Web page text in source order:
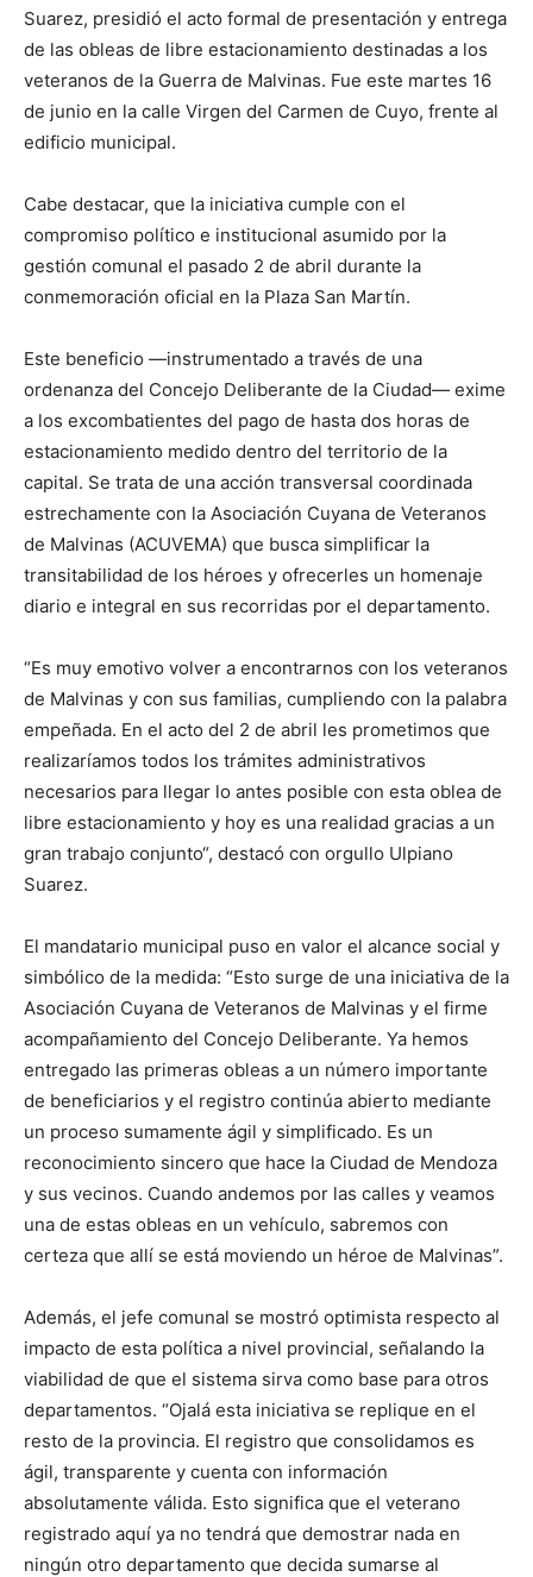
Suarez, presidió el acto formal de presentación y entrega
de las obleas de libre estacionamiento destinadas a los
veteranos de la Guerra de Malvinas. Fue este martes 16
de junio en la calle Virgen del Carmen de Cuyo, frente al
edificio municipal.
Cabe destacar, que la iniciativa cumple con el
compromiso político e institucional asumido por la
gestión comunal el pasado 2 de abril durante la
conmemoración oficial en la Plaza San Martín.
Este beneficio —instrumentado a través de una
ordenanza del Concejo Deliberante de la Ciudad— exime
a los excombatientes del pago de hasta dos horas de
estacionamiento medido dentro del territorio de la
capital. Se trata de una acción transversal coordinada
estrechamente con la Asociación Cuyana de Veteranos
de Malvinas (ACUVEMA) que busca simplificar la
transitabilidad de los héroes y ofrecerles un homenaje
diario e integral en sus recorridas por el departamento.
“Es muy emotivo volver a encontrarnos con los veteranos
de Malvinas y con sus familias, cumpliendo con la palabra
empeñada. En el acto del 2 de abril les prometimos que
realizaríamos todos los trámites administrativos
necesarios para llegar lo antes posible con esta oblea de
libre estacionamiento y hoy es una realidad gracias a un
gran trabajo conjunto“, destacó con orgullo Ulpiano
Suarez.
El mandatario municipal puso en valor el alcance social y
simbólico de la medida: “Esto surge de una iniciativa de la
Asociación Cuyana de Veteranos de Malvinas y el firme
acompañamiento del Concejo Deliberante. Ya hemos
entregado las primeras obleas a un número importante
de beneficiarios y el registro continúa abierto mediante
un proceso sumamente ágil y simplificado. Es un
reconocimiento sincero que hace la Ciudad de Mendoza
y sus vecinos. Cuando andemos por las calles y veamos
una de estas obleas en un vehículo, sabremos con
certeza que allí se está moviendo un héroe de Malvinas”.
Además, el jefe comunal se mostró optimista respecto al
impacto de esta política a nivel provincial, señalando la
viabilidad de que el sistema sirva como base para otros
departamentos. “Ojalá esta iniciativa se replique en el
resto de la provincia. El registro que consolidamos es
ágil, transparente y cuenta con información
absolutamente válida. Esto significa que el veterano
registrado aquí ya no tendrá que demostrar nada en
ningún otro departamento que decida sumarse al